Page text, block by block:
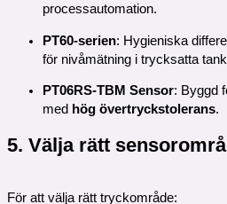
processautomation.
PT60-serien: Hygieniska
för nivåmätning i trycksatta
PT06RS-TBM Sensor: Byggd
med hög övertryckstolerans.
5. Välja rätt
För att välja rätt tryckområde: